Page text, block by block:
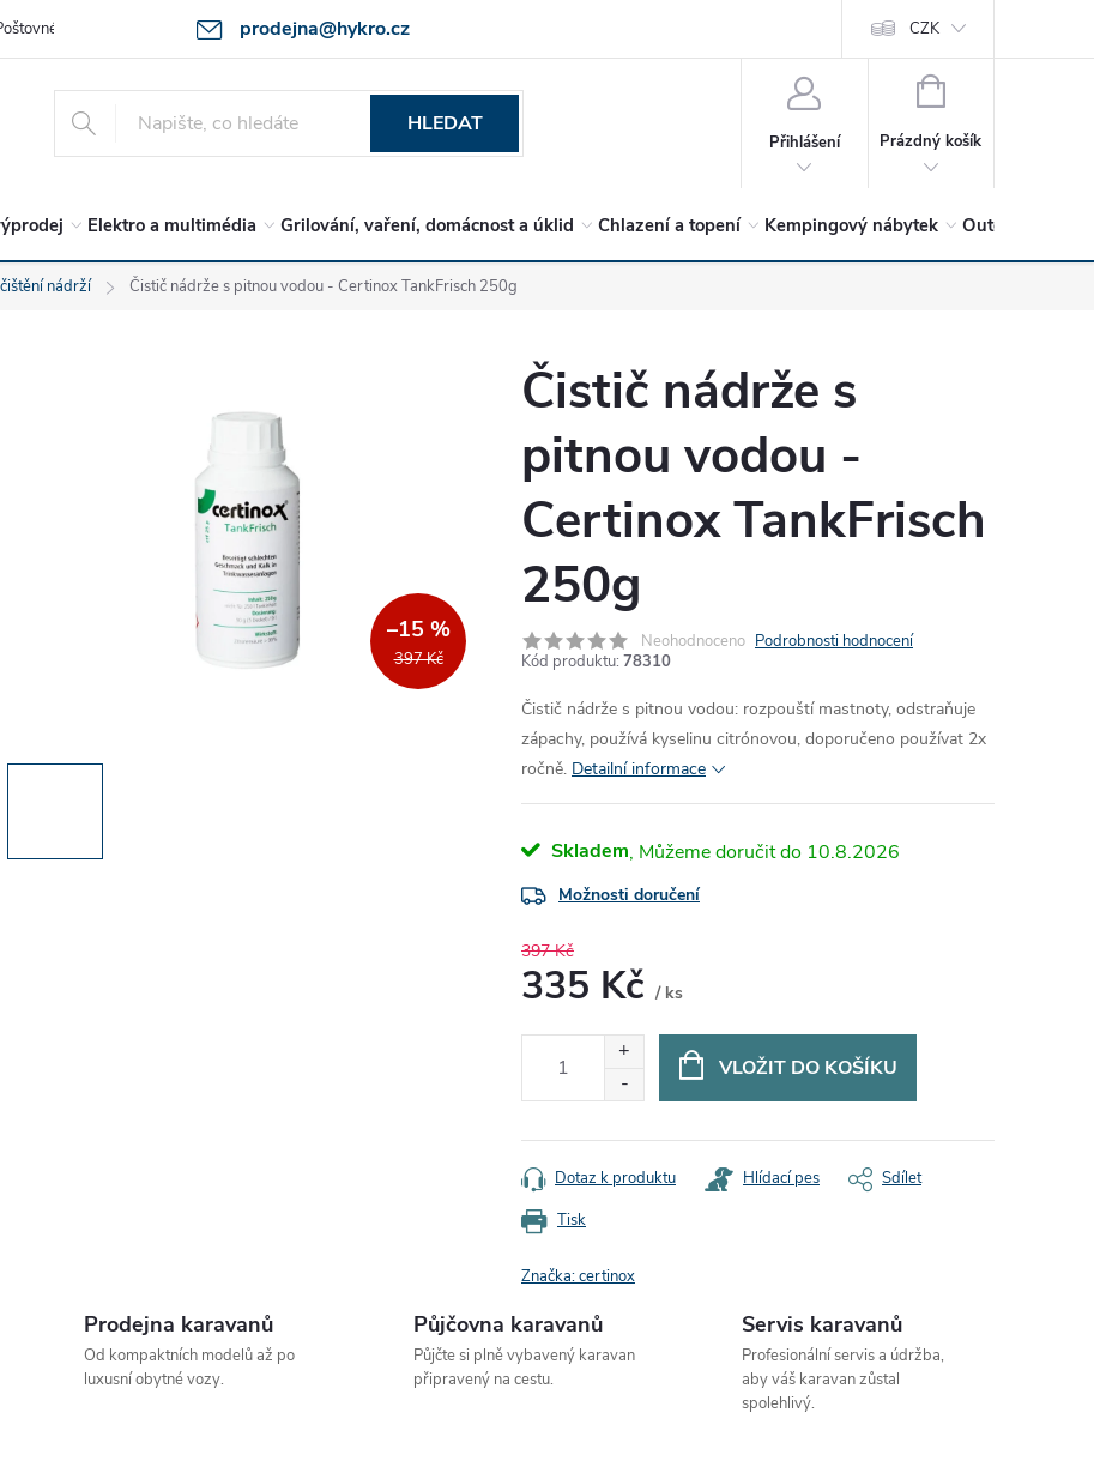
prodejna@hykro.cz
Ochrana osob. údajů - GDPR Postup při reklamaci -jak zboží vrátit? O společnosti Hodnocení obchodu
CZK
HLEDAT
Přihlášení
NÁKUPNÍ
Prázdný košík
Elektro a multimédia Grilování, vaření, domácnost a úklid Chlazení a topení Kempingový nábytek Outdoor a
nádrží Čistič nádrže s pitnou vodou - Certinox TankFrisch 250g
397 Kč
–15 %
Čistič nádrže s
pitnou vodou -
Certinox TankFrisch
250g
Neohodnoceno Podrobnosti hodnocení
Kód produktu: 78310
Čistič nádrže s pitnou vodou: rozpouští mastnoty, odstraňuje
zápachy, používá kyselinu citrónovou, doporučeno používat 2x
ročně. Detailní informace
Skladem 10.8.2026
Možnosti doručení
397 Kč
335 Kč / ks
VLOŽIT DO KOŠÍKU
Tisk
Dotaz k produktu Hlídací pes Sdílet
Značka:certinox
Prodejna karavanů
Od kompaktních modelů až po
luxusní obytné vozy.
Půjčovna karavanů
Půjčte si plně vybavený karavan
připravený na cestu.
Servis karavanů
Profesionální servis a údržba,
aby váš karavan zůstal
spolehlivý.